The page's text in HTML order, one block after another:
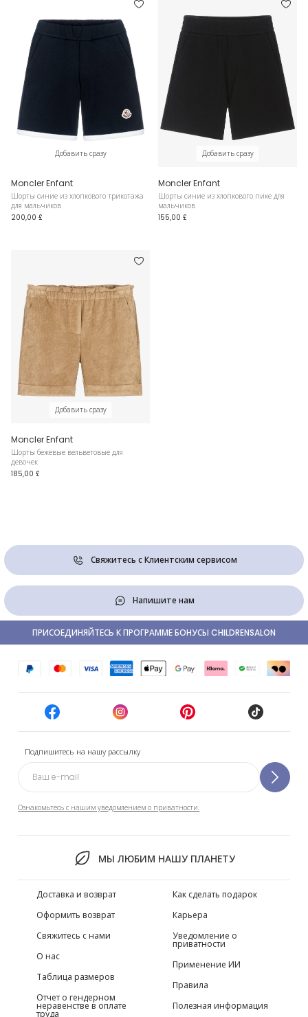
Добавить сразу
Moncler Enfant
Шорты синие из хлопкового трикотажа
для мальчиков
200,00 £
Добавить сразу
Moncler Enfant
Шорты синие из хлопкового пике для
мальчиков
155,00 £
Добавить сразу
Moncler Enfant
Шорты бежевые вельветовые для
девочек
185,00 £
Свяжитесь с Клиентским сервисом
Напишите нам
Подпишитесь на нашу рассылку
Ознакомьтесь с нашим уведомлением о приватности.
МЫ ЛЮБИМ НАШУ ПЛАНЕТУ
ПРИСОЕДИНЯЙТЕСЬ К ПРОГРАММЕ БОНУСЫ CHILDRENSALON
Доставка и возврат
Оформить возврат
Свяжитесь с нами
О нас
Таблица размеров
Отчет о гендерном
неравенстве в оплате
труда
Как сделать подарок
Карьера
Уведомление о
приватности
Применение ИИ
Правила
Полезная информация